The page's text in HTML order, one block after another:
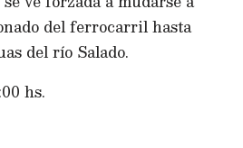
del ferrocarril hasta
del río Salado.
hs.